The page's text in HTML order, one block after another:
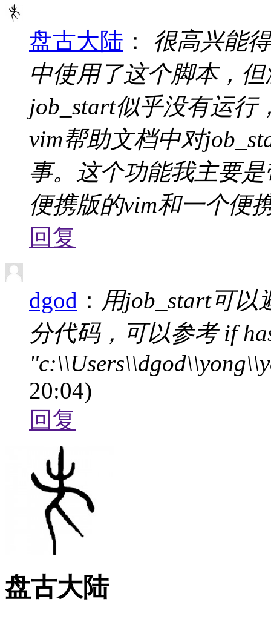
盘古大陆 ：
很高兴能
中使用了这个脚本，
job_start似乎没有运行
vim帮助文档中对
事。这个功能我主要
便携版的vim和一个便
回复
dgod ： 用job_start可
分代码，可以参考 if
20:04)
回复
盘古大陆